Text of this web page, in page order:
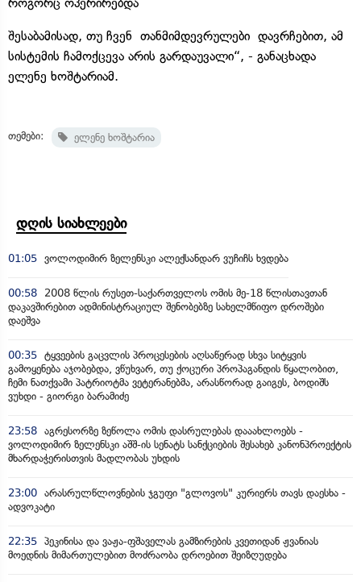
შესაბამისად, თუ ჩვენ თანმიმდევრულები დავრჩებით, ამ
სისტემის ჩამოქცევა არის გარდაუვალი“, - განაცხადა
ელენე ხოშტარიამ.
თემები: ელენე ხოშტარია
დღის სიახლეები
01:05 ვოლოდიმირ ზელენსკი ალექსანდარ ვუჩიჩს ხვდება
00:58
2008 წლის რუსეთ-საქართველოს ომის მე-18 წლისთავთან
დაკავშირებით ადმინისტრაციულ შენობებზე სახელმწიფო დროშები
დაეშვა
00:35 ტყვეების გაცვლის პროცესების აღსაწერად სხვა სიტყვის
გამოყენება აჯობებდა, ვწუხვარ, თუ ქოცური პროპაგანდის წყალობით,
ჩემი ნათქვამი პატრიოტმა ვეტერანებმა, არასწორად გაიგეს, ბოდიშს
ვუხდი - გიორგი ბარამიძე
23:58 აგრესორზე ზეწოლა ომის დასრულებას დააახლოებს -
ვოლოდიმირ ზელენსკი აშშ-ის სენატს სანქციების შესახებ კანონპროექტის
მხარდაჭერისთვის მადლობას უხდის
23:00 არასრულწლოვნების ჯგუფი "გლოვოს" კურიერს თავს დაესხა -
ადვოკატი
22:35 პეკინისა და ვაჟა-ფშაველას გამზირების კვეთიდან ჟვანიას
მოედნის მიმართულებით მოძრაობა დროებით შეიზღუდება